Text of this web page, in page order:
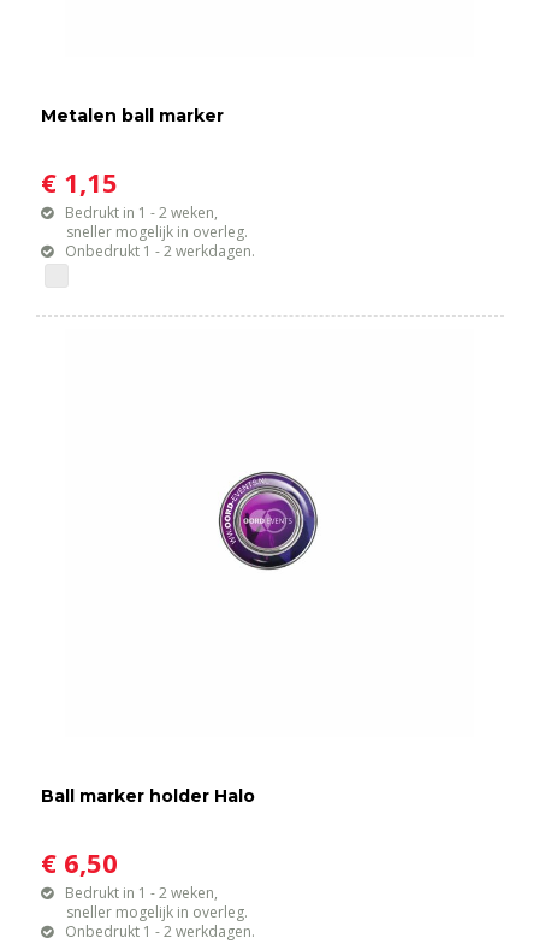
Metalen ball marker
€ 1,15
Bedrukt in 1 - 2 weken,
sneller mogelijk in overleg.
Onbedrukt 1 - 2 werkdagen.
Ball marker holder Halo
€ 6,50
Bedrukt in 1 - 2 weken,
sneller mogelijk in overleg.
Onbedrukt 1 - 2 werkdagen.